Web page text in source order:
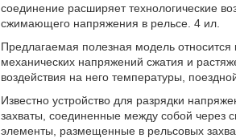
соединение расширяет технологические
сжимающего напряжения в рельсе. 4 ил.
Предлагаемая полезная модель
механических напряжений сжатия и
воздействия на него температуры, поездной
Известно устройство для разрядки
захваты, соединенные между собой через
элементы, размещенные в рельсовых